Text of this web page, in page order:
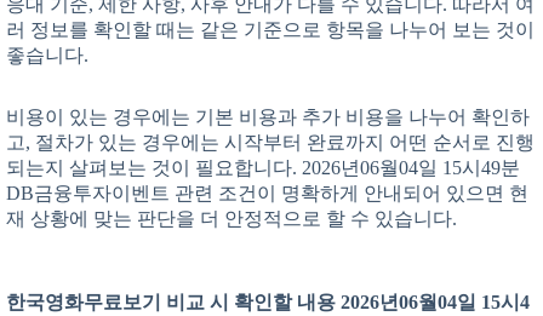
응대 기준, 제한 사항, 사후 안내가 다를 수 있습니다. 따라서 여
러 정보를 확인할 때는 같은 기준으로 항목을 나누어 보는 것이
좋습니다.
비용이 있는 경우에는 기본 비용과 추가 비용을 나누어 확인하
고, 절차가 있는 경우에는 시작부터 완료까지 어떤 순서로 진행
되는지 살펴보는 것이 필요합니다. 2026년06월04일 15시49분
DB금융투자이벤트 관련 조건이 명확하게 안내되어 있으면 현
재 상황에 맞는 판단을 더 안정적으로 할 수 있습니다.
한국영화무료보기 비교 시 확인할 내용 2026년06월04일 15시4